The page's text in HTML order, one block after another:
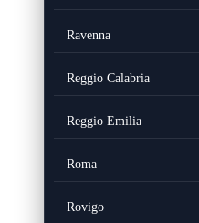
Ravenna
Reggio Calabria
Reggio Emilia
Roma
Rovigo